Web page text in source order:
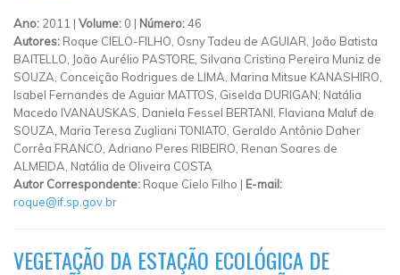
Ano: 2011 | Volume: 0 | Número:46
Autores: Roque CIELO-FILHO, Osny Tadeu de AGUIAR, João Batista
BAITELLO, João Aurélio PASTORE, Silvana Cristina Pereira Muniz de
SOUZA, Conceição Rodrigues de LIMA, Marina Mitsue KANASHIRO,
Isabel Fernandes de Aguiar MATTOS, Giselda DURIGAN; Natália
Macedo IVANAUSKAS, Daniela Fessel BERTANI, Flaviana Maluf de
SOUZA, Maria Teresa Zugliani TONIATO, Geraldo Antônio Daher
Corrêa FRANCO, Adriano Peres RIBEIRO, Renan Soares de
ALMEIDA, Natália de Oliveira COSTA
Autor Correspondente: Roque Cielo Filho | E-mail:
roque@if.sp.gov.br
VEGETAÇÃO DA ESTAÇÃO ECOLÓGICA DE